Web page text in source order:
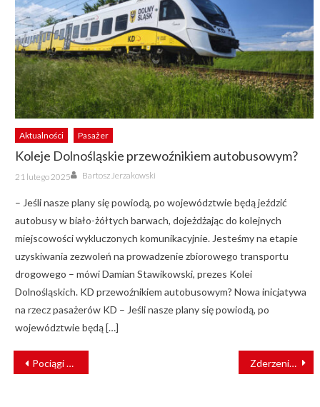
Aktualności Pasażer
Koleje Dolnośląskie przewoźnikiem autobusowym?
Posted
on
21 lutego 2025 Author
Bartosz Jerzakowski
– Jeśli nasze plany się powiodą, po województwie będą jeździć
autobusy w biało-żółtych barwach, dojeżdżając do kolejnych
miejscowości wykluczonych komunikacyjnie. Jesteśmy na etapie
uzyskiwania zezwoleń na prowadzenie zbiorowego transportu
drogowego – mówi Damian Stawikowski, prezes Kolei
Dolnośląskich. KD przewoźnikiem autobusowym? Nowa inicjatywa
na rzecz pasażerów KD – Jeśli nasze plany się powiodą, po
województwie będą […]
NAWIGACJA
WPISU
Pociągi staną na godzinę – w nocy przestawimy zegarki Zderzenie pociągu z betoniarką na przejeździe w Hudčicach